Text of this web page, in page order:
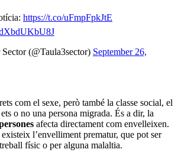
https://t.co/uFmpFpkJtE
(@Taula3sector) September 26,
com el sexe, però també la classe social, el
o no una persona migrada. És a dir, la
afecta directament com envelleixen.
l’envelliment prematur, que pot ser
físic o per alguna malaltia.